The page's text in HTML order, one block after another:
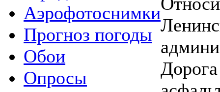
Аэрофотоснимки
Прогноз погоды
Обои
Опросы